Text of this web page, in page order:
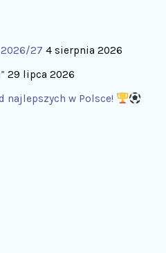
27 4 sierpnia 2026
29 lipca 2026
najlepszych w Polsce!